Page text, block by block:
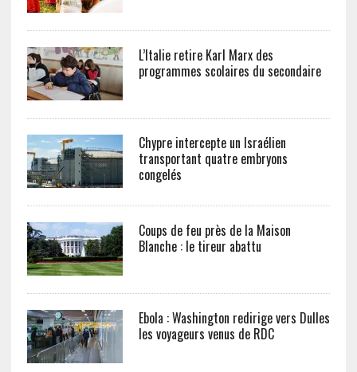
L’Italie retire Karl Marx des
programmes scolaires du secondaire
Chypre intercepte un Israélien
transportant quatre embryons
congelés
Coups de feu près de la Maison
Blanche : le tireur abattu
Ebola : Washington redirige vers Dulles
les voyageurs venus de RDC